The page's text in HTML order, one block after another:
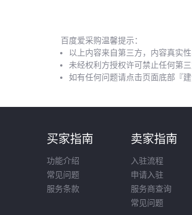
百度爱采购温馨提示：
以上内容来自第三方，内容真实
未经权利方授权许可禁止任何第
如有任何问题请点击页面底部『
买家指南
功能介绍
常见问题
服务条款
卖家指南
入驻流程
申请入驻
服务商查询
常见问题